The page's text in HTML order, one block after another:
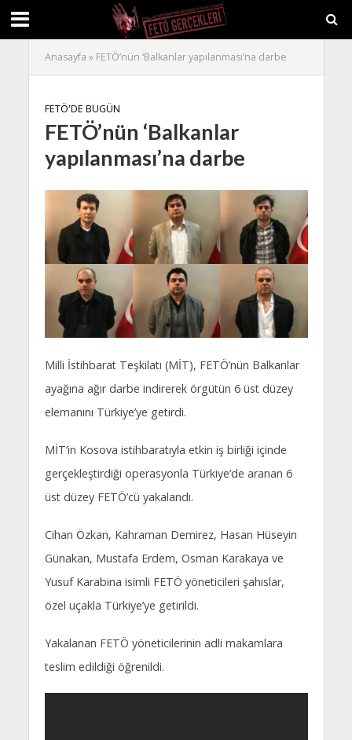
Anasayfa » FETÖ’nün ‘Balkanlar yapılanması’na darbe
FETÖ'DE BUGÜN
FETÖ’nün ‘Balkanlar
yapılanması’na darbe
Milli İstihbarat Teşkilatı (MİT), FETÖ’nün Balkanlar
ayağına ağır darbe indirerek örgütün 6 üst düzey
elemanını Türkiye’ye getirdi.
MİT’in Kosova istihbaratıyla etkin iş birliği içinde
gerçekleştirdiği operasyonla Türkiye’de aranan 6
üst düzey FETÖ’cü yakalandı.
Cihan Özkan, Kahraman Demirez, Hasan Hüseyin
Günakan, Mustafa Erdem, Osman Karakaya ve
Yusuf Karabina isimli FETÖ yöneticileri şahıslar,
özel uçakla Türkiye’ye getirildi.
Yakalanan FETÖ yöneticilerinin adli makamlara
teslim edildiği öğrenildi.